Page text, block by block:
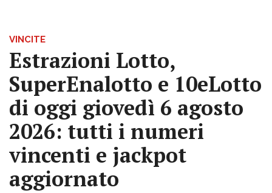
VINCITE
Estrazioni Lotto,
SuperEnalotto e 10eLotto
di oggi giovedì 6 agosto
2026: tutti i numeri
vincenti e jackpot
aggiornato